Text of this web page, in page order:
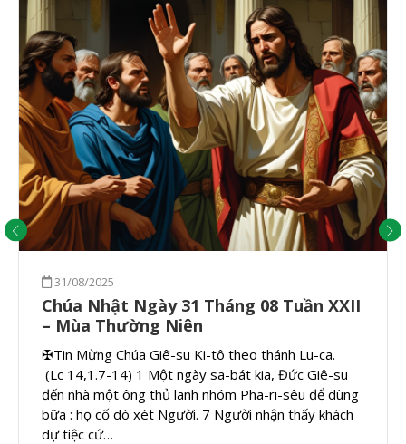
31/08/2025
Chúa Nhật Ngày 31 Tháng 08 Tuần XXII
– Mùa Thường Niên
✠Tin Mừng Chúa Giê-su Ki-tô theo thánh Lu-ca.
(Lc 14,1.7-14) 1 Một ngày sa-bát kia, Đức Giê-su
đến nhà một ông thủ lãnh nhóm Pha-ri-sêu để dùng
bữa : họ cố dò xét Người. 7 Người nhận thấy khách
dự tiệc cứ…